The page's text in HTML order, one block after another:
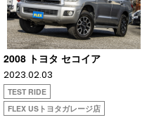
2008 トヨタ セコイア
2023.02.03
TEST RIDE
FLEX USトヨタガレージ店